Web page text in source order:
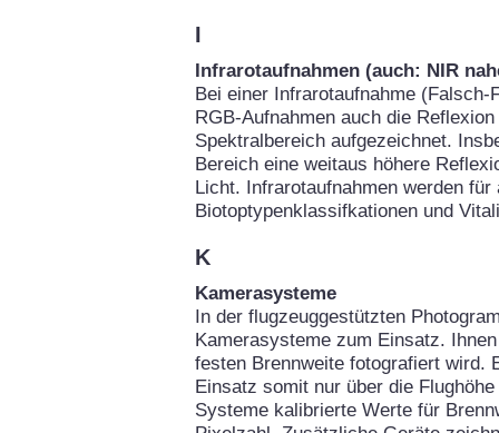
I
Infrarotaufnahmen (auch: NIR
Bei einer Infrarotaufnahme
RGB-Aufnahmen auch die
Spektralbereich aufgezeichnet.
Bereich eine weitaus höhere
Licht. Infrarotaufnahmen werden
Biotoptypenklassifkationen und
K
Kamerasysteme
In der flugzeuggestützten
Kamerasysteme zum Einsatz.
festen Brennweite fotografiert wird.
Einsatz somit nur über die
Systeme kalibrierte Werte für